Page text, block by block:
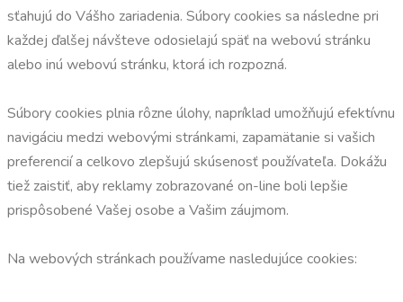
sťahujú do Vášho zariadenia. Súbory cookies sa následne pri
každej ďalšej návšteve odosielajú späť na webovú stránku
alebo inú webovú stránku, ktorá ich rozpozná.
Súbory cookies plnia rôzne úlohy, napríklad umožňujú efektívnu
navigáciu medzi webovými stránkami, zapamätanie si vašich
preferencií a celkovo zlepšujú skúsenosť používateľa. Dokážu
tiež zaistiť, aby reklamy zobrazované on-line boli lepšie
prispôsobené Vašej osobe a Vašim záujmom.
Na webových stránkach používame nasledujúce cookies: